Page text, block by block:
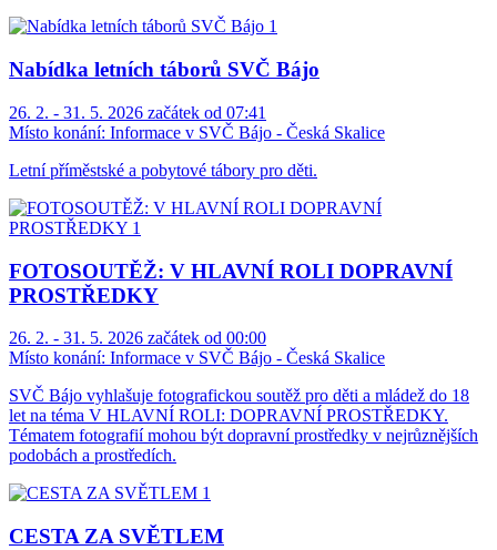
Nabídka letních táborů SVČ Bájo
26. 2. - 31. 5. 2026 začátek od 07:41
Místo konání: Informace v SVČ Bájo - Česká Skalice
Letní příměstské a pobytové tábory pro děti.
FOTOSOUTĚŽ: V HLAVNÍ ROLI DOPRAVNÍ
PROSTŘEDKY
26. 2. - 31. 5. 2026 začátek od 00:00
Místo konání: Informace v SVČ Bájo - Česká Skalice
SVČ Bájo vyhlašuje fotografickou soutěž pro děti a mládež do 18
let na téma V HLAVNÍ ROLI: DOPRAVNÍ PROSTŘEDKY.
Tématem fotografií mohou být dopravní prostředky v nejrůznějších
podobách a prostředích.
CESTA ZA SVĚTLEM